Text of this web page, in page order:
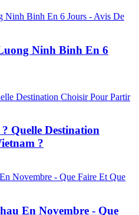
Ninh Binh En 6
Quelle Destination
?
En Novembre - Que